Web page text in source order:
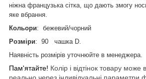
ніжна французька сітка, що дають змогу
яке вбрання.
Кольори: бежевий/чорний
Розміри: 90 чашка D.
Наявність розмірів уточнюйте в менеджера.
Пам'ятайте! Колір і відтінок товару може
реально через індивідуальні параметри